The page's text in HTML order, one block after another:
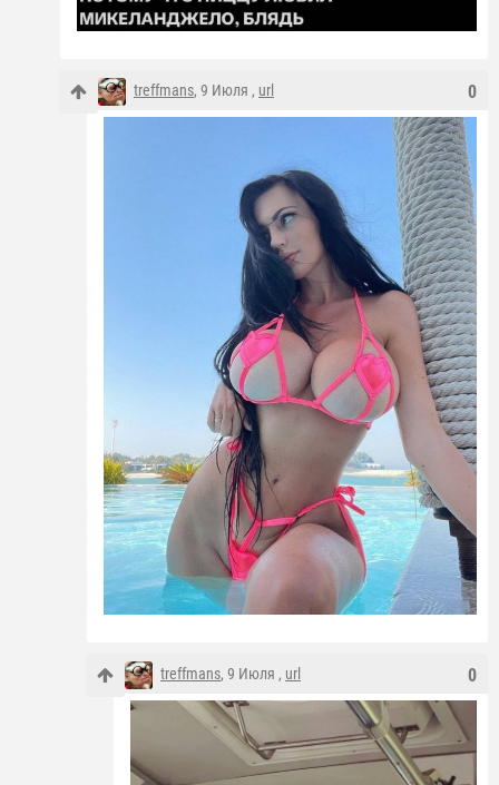
0
treffmans, 9 Июля , url
0
treffmans, 9 Июля , url